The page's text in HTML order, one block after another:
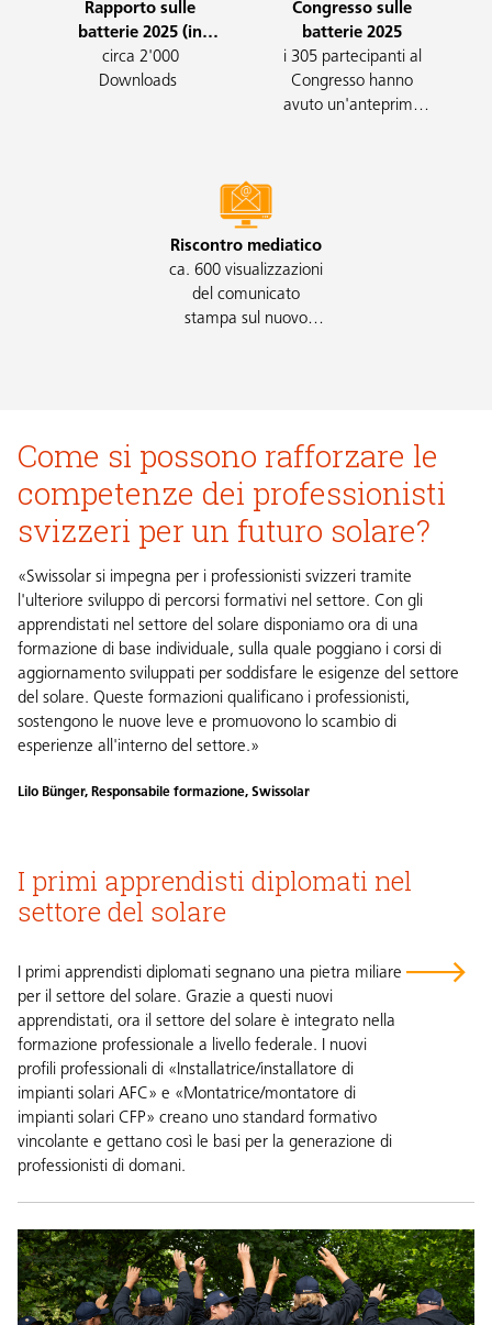
Rapporto sulle
batterie 2025 (in
tedesco)
circa 2'000
Downloads
Congresso sulle
batterie 2025
i 305 partecipanti al
Congresso hanno
avuto un'anteprima
Riscontro mediatico
ca. 600 visualizzazioni
del comunicato
stampa sul nuovo
Come si possono rafforzare le
competenze dei professionisti
svizzeri per un futuro solare?
«Swissolar si impegna per i professionisti svizzeri tramite
l'ulteriore sviluppo di percorsi formativi nel settore. Con gli
apprendistati nel settore del solare disponiamo ora di una
formazione di base individuale, sulla quale poggiano i corsi di
aggiornamento sviluppati per soddisfare le esigenze del settore
del solare. Queste formazioni qualificano i professionisti,
sostengono le nuove leve e promuovono lo scambio di
esperienze all'interno del settore.»
Lilo Bünger, Responsabile formazione, Swissolar
I primi apprendisti diplomati nel
settore del solare
I primi apprendisti diplomati segnano una pietra miliare
per il settore del solare. Grazie a questi nuovi
apprendistati, ora il settore del solare è integrato nella
formazione professionale a livello federale. I nuovi
profili professionali di «Installatrice/installatore di
impianti solari AFC» e «Montatrice/montatore di
impianti solari CFP» creano uno standard formativo
vincolante e gettano così le basi per la generazione di
professionisti di domani.